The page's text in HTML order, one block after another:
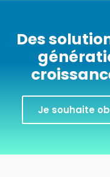
Des
Je souhaite